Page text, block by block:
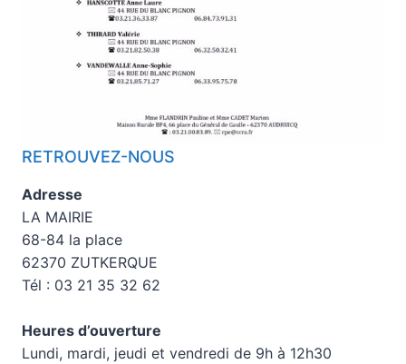
RETROUVEZ-NOUS
Adresse
LA MAIRIE
68-84 la place
62370 ZUTKERQUE
Tél : 03 21 35 32 62
Heures d’ouverture
Lundi, mardi, jeudi et vendredi de 9h à 12h30